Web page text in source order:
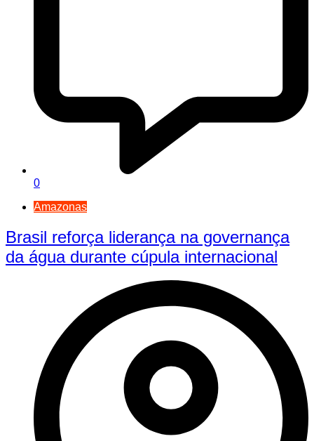
0
Amazonas
Brasil reforça liderança na governança
da água durante cúpula internacional